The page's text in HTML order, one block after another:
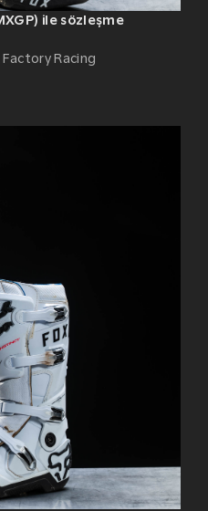
ile sözleşme
Racing